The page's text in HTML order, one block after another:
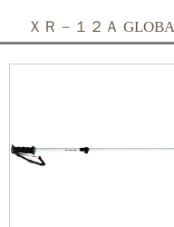
ＸＲ－１２Ａ